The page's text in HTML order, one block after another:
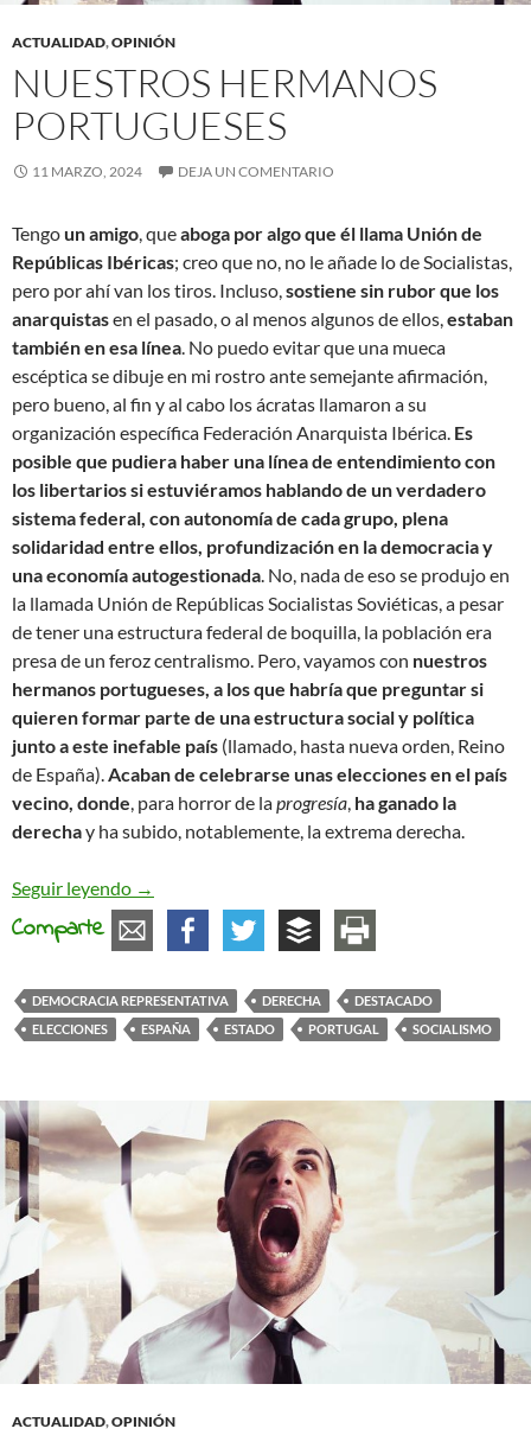
ACTUALIDAD,OPINIÓN
NUESTROS HERMANOS
PORTUGUESES
11 MARZO, 2024 DEJA UN COMENTARIO
Tengoun amigo, queaboga por algo que él llama Unión de
Repúblicas Ibéricas; creo que no, no le añade lo de Socialistas,
pero por ahí van los tiros. Incluso,sostiene sin rubor que los
anarquistasen el pasado, o al menos algunos de ellos,estaban
también en esa línea. No puedo evitar que una mueca
escéptica se dibuje en mi rostro ante semejante afirmación,
pero bueno, al fin y al cabo los ácratas llamaron a su
organización específica Federación Anarquista Ibérica. Es
posible que pudiera haber una línea de entendimiento con
los libertarios si estuviéramos hablando de un verdadero
sistema federal, con autonomía de cada grupo, plena
solidaridad entre ellos, profundización en la democracia y
una economía autogestionada. No, nada de eso se produjo en
la llamada Unión de Repúblicas Socialistas Soviéticas, a pesar
de tener una estructura federal de boquilla, la población era
presa de un feroz centralismo. Pero, vayamos con nuestros
hermanos portugueses, a los que habría que preguntar si
quieren formar parte de una estructura social y política
junto a este inefable país (llamado, hasta nueva orden, Reino
de España).Acaban de celebrarse unas elecciones en el país
vecino, donde, para horror de laprogresía, ha ganado la
derechay ha subido, notablemente, la extrema derecha.
Seguir leyendo Nuestros hermanos portugueses
→
Comparte
DEMOCRACIA REPRESENTATIVA DERECHA
DESTACADO
ELECCIONES
ESPAÑA ESTADO PORTUGAL SOCIALISMO
ACTUALIDAD,OPINIÓN